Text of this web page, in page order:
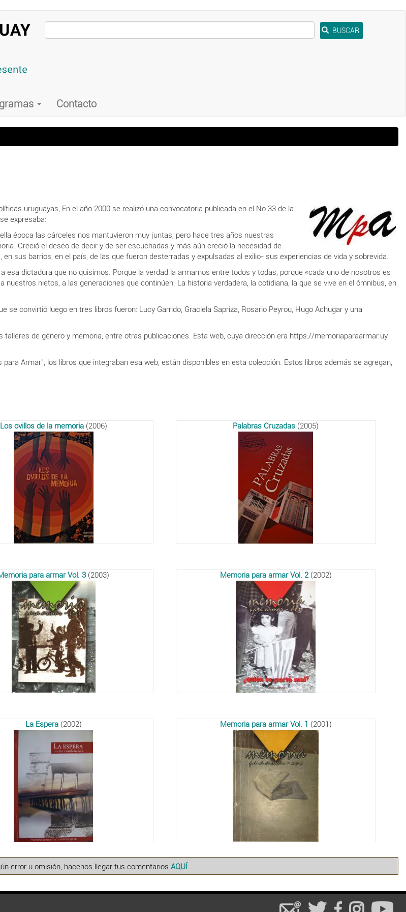
BUSCAR
Contacto
uruguayas, En el año 2000 se realizó una convocatoria publicada en el No 33 de la
expresaba:
época las cárceles nos mantuvieron muy juntas, pero hace tres años nuestras
Creció el deseo de decir y de ser escuchadas y más aún creció la necesidad de
sus barrios, en el país, de las que fueron desterradas y expulsadas al exilio- sus experiencias de vida y sobrevida.
dictadura que no quisimos. Porque la verdad la armamos entre todos y todas, porque «cada uno de nosotros es
nietos, a las generaciones que continúen. La historia verdadera, la cotidiana, la que se vive en el ómnibus, en
convirtió luego en tres libros fueron: Lucy Garrido, Graciela Sapriza, Rosario Peyrou, Hugo Achugar y una
de género y memoria, entre otras publicaciones. Esta web, cuya dirección era https://memoriaparaarmar.uy
Armar", los libros que integraban esa web, están disponibles en esta colección. Estos libros además se agregan,
Los ovillos de la memoria(2006) Palabras Cruzadas (2005)
para armar Vol. 3 (2003) Memoria para armar Vol. 2(2002)
La Espera(2002) Memoria para armar Vol. 1 (2001)
error u omisión, hacenos llegar tus comentarios AQUÍ